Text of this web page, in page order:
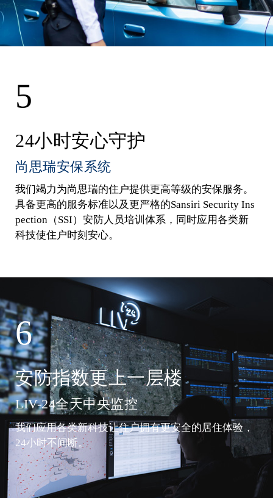
5
24小时安心守护
尚思瑞安保系统
我们竭力为尚思瑞的住户提供更高等级的安保服务。
具备更高的服务标准以及更严格的Sansiri Security Ins
pection（SSI）安防人员培训体系，同时应用各类新
科技使住户时刻安心。
6
安防指数更上一层楼
LIV-24全天中央监控
我们应用各类新科技让住户拥有更安全的居住体验，
24小时不间断。